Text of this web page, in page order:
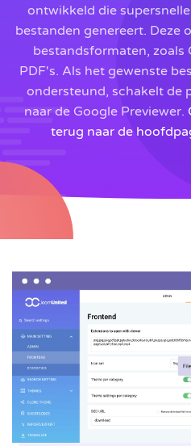
ontwikkeld die
bestanden genereert. Deze
bestandsformaten,
PDF's. Als het gewenste
ondersteund, schakelt de
naar de Google Previewer.
terug naar de